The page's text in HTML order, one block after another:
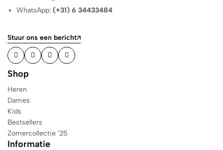
WhatsApp:(+31) 6 34433484
Stuur ons een bericht
Shop
Heren
Dames
Kids
Bestsellers
Zomercollectie '25
Informatie